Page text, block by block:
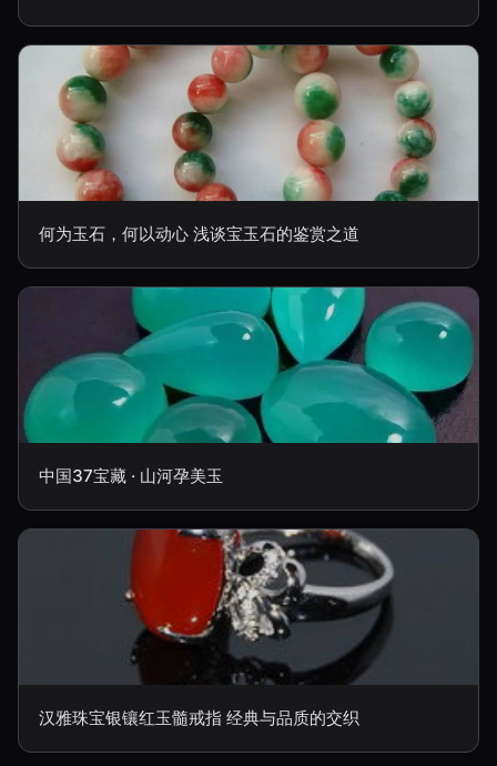
何为玉石，何以动心 浅谈宝玉石的鉴赏之道
中国37宝藏 · 山河孕美玉
汉雅珠宝银镶红玉髓戒指 经典与品质的交织